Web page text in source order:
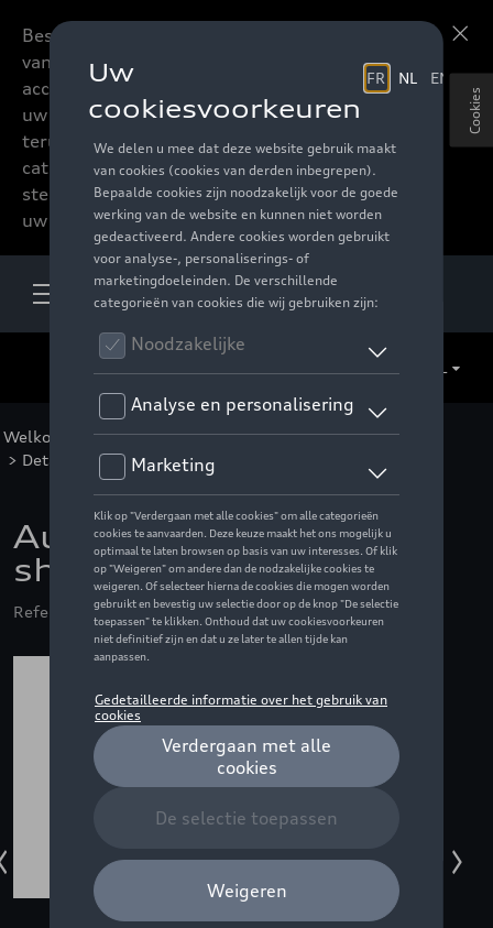
Beste accessoires-lovers,
vanaf nu kan u het hele
accessoire assortiment van
uw favoriete merk
terugvinden in de online
catalogus. Deze kunnen
steeds besteld worden via
uw verdeler.
Welkom Voor u >F1 Collectie >Kleding >Vrouwen
> Detail
Audi F1 Fan grafisch t-
shirt, grijs - L
Referentie: ZZQ3132600604
Cookies